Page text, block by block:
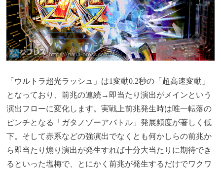
「ウルトラ超光ラッシュ」は1変動0.2秒の「超高速変動」
となっており、前兆の連続→即当たり演出がメインという
演出フローに変化します。実戦上前兆発生時は唯一転落の
ピンチとなる「ガタノゾーアバトル」発展頻度が著しく低
下。そして赤系などの強演出でなくとも何かしらの前兆か
ら即当たり煽り演出が発生すれば十分大当たりに期待でき
るといった塩梅で、とにかく前兆が発生するだけでワクワ